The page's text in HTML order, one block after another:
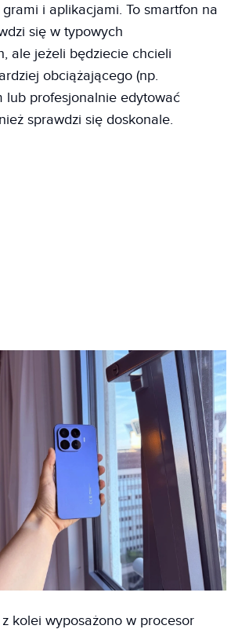
i aplikacjami. To smartfon na
się w typowych
ale jeżeli będziecie chcieli
obciążającego (np.
lub profesjonalnie edytować
sprawdzi się doskonale.
kolei wyposażono w procesor